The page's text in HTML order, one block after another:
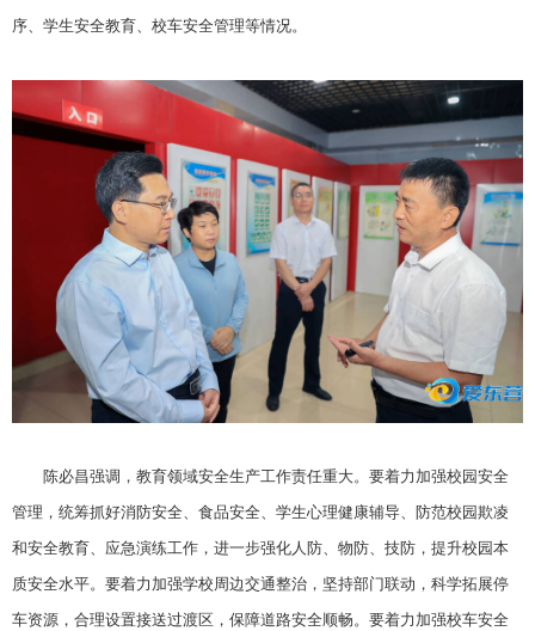
序、学生安全教育、校车安全管理等情况。
陈必昌强调，教育领域安全生产工作责任重大。要着力加强校园安全
管理，统筹抓好消防安全、食品安全、学生心理健康辅导、防范校园欺凌
和安全教育、应急演练工作，进一步强化人防、物防、技防，提升校园本
质安全水平。要着力加强学校周边交通整治，坚持部门联动，科学拓展停
车资源，合理设置接送过渡区，保障道路安全顺畅。要着力加强校车安全